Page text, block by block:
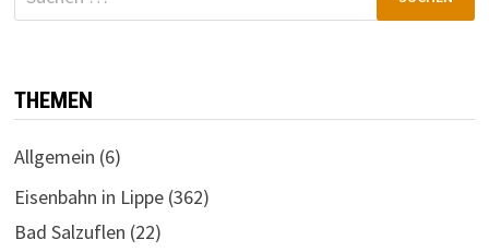
nach:
THEMEN
Allgemein (6)
Eisenbahn in Lippe(362)
Bad Salzuflen (22)